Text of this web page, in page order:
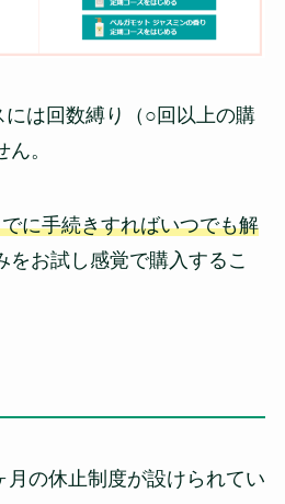
は回数縛り（○回以上の購
。
に手続きすればいつでも解
をお試し感覚で購入するこ
月の休止制度が設けられてい